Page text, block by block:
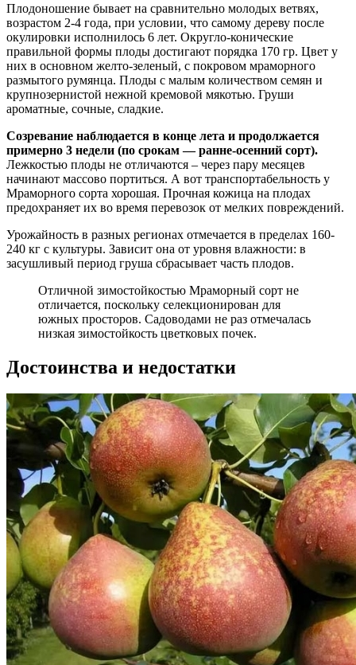
Плодоношение бывает на сравнительно молодых ветвях,
возрастом 2-4 года, при условии, что самому дереву после
окулировки исполнилось 6 лет. Округло-конические
правильной формы плоды достигают порядка 170 гр. Цвет у
них в основном желто-зеленый, с покровом мраморного
размытого румянца. Плоды с малым количеством семян и
крупнозернистой нежной кремовой мякотью. Груши
ароматные, сочные, сладкие.
Созревание наблюдается в конце лета и продолжается
примерно 3 недели (по срокам — ранне-осенний сорт).
Лежкостью плоды не отличаются – через пару месяцев
начинают массово портиться. А вот транспортабельность у
Мраморного сорта хорошая. Прочная кожица на плодах
предохраняет их во время перевозок от мелких повреждений.
Урожайность в разных регионах отмечается в пределах 160-
240 кг с культуры. Зависит она от уровня влажности: в
засушливый период груша сбрасывает часть плодов.
Отличной зимостойкостью Мраморный сорт не
отличается, поскольку селекционирован для
южных просторов. Садоводами не раз отмечалась
низкая зимостойкость цветковых почек.
Достоинства и недостатки